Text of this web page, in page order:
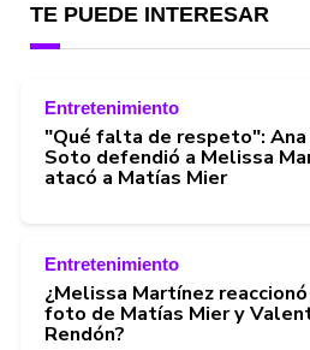
TE PUEDE INTERESAR
Entretenimiento
"Qué falta de respeto": Ana
Soto defendió a Melissa
atacó a Matías Mier
Entretenimiento
¿Melissa Martínez
foto de Matías Mier y
Rendón?